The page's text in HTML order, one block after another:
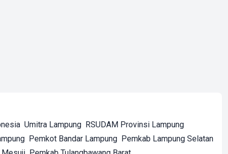
Umitra Lampung RSUDAM Provinsi Lampung
Pemkot Bandar Lampung Pemkab Lampung Selatan